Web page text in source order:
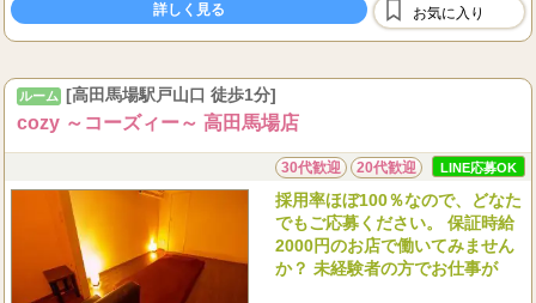
指名料全額バック
最低保証制度あり
詳しく見る お気に入り
ルーム [高田馬場駅戸山口 徒歩1分]
cozy ～コーズィー～ 高田馬場店
30代歓迎 20代歓迎 LINE応募OK
採用率ほぼ100％なので、どなた
でもご応募ください。 保証時給
2000円のお店で働いてみません
か？ 未経験者の方でお仕事が